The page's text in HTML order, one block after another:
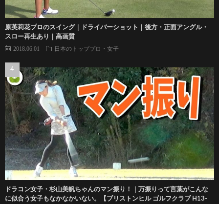
原英莉花プロのスイング｜ドライバーショット｜後方・正面アングル・
スロー再生あり｜高画質
2018.06.01 日本のトッププロ・女子
ドラコン女子・杉山美帆ちゃんのマン振り！｜万振りって言葉がこんな
に似合う女子もなかなかいない。【ブリストンヒル ゴルフクラブ H13-